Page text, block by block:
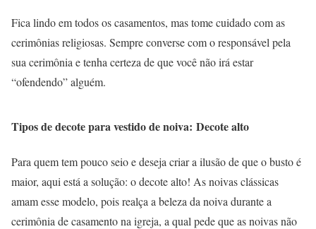
Fica lindo em todos os casamentos, mas tome cuidado com as
cerimônias religiosas. Sempre converse com o responsável pela
sua cerimônia e tenha certeza de que você não irá estar
“ofendendo” alguém.
Tipos de decote para vestido de noiva: Decote alto
Para quem tem pouco seio e deseja criar a ilusão de que o busto é
maior, aqui está a solução: o decote alto! As noivas clássicas
amam esse modelo, pois realça a beleza da noiva durante a
cerimônia de casamento na igreja, a qual pede que as noivas não